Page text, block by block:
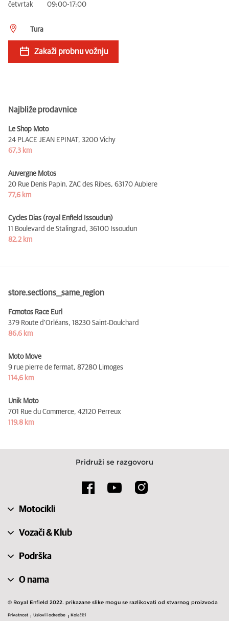
četvrtak
09:00-17:00
Tura
Zakaži probnu vožnju
Najbliže prodavnice
Le Shop Moto
24 PLACE JEAN EPINAT, 3200 Vichy
67,3 km
Auvergne Motos
20 Rue Denis Papin, ZAC des Ribes, 63170 Aubiere
77,6 km
Cycles Dias (royal Enfield Issoudun)
11 Boulevard de Stalingrad, 36100 Issoudun
82,2 km
store.sections__same_region
Fcmotos Race Eurl
379 Route d'Orléans, 18230 Saint-Doulchard
86,6 km
Moto Move
9 rue pierre de fermat, 87280 Limoges
114,6 km
Unik Moto
701 Rue du Commerce, 42120 Perreux
119,8 km
Pridruži se razgovoru
Motocikli
Vozači & Klub
Podrška
O nama
© Royal Enfield 2022. prikazane slike mogu se razlikovati od stvarnog proizvoda
Privatnost Uslovi i odredbe Kolačići